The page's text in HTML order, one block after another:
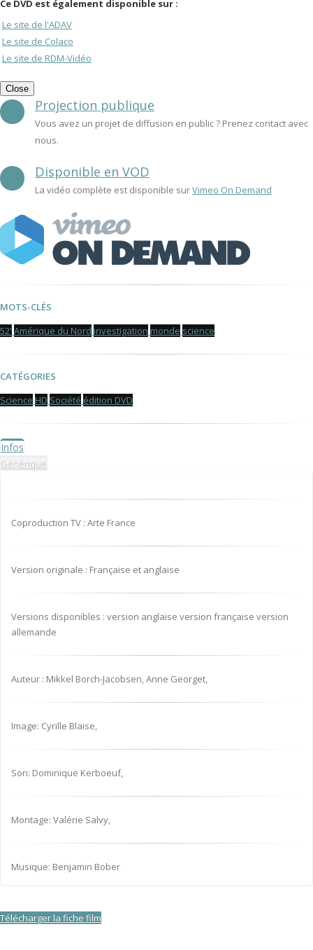
Ce DVD est également disponible sur :
Le site de l'ADAV
Le site de Colaco
Le site de RDM-Vidéo
Close
Projection publique
Vous avez un projet de diffusion en public ? Prenez contact avec
nous.
Disponible en VOD
La vidéo complète est disponible surVimeo On Demand
MOTS-CLÉS
52' Amérique du Nord investigation monde science
CATÉGORIES
Science HD Société édition DVD
Infos
Générique
Coproduction TV : Arte France
Version originale : Française et anglaise
Versions disponibles : version anglaise version française version
allemande
Auteur : Mikkel Borch-Jacobsen, Anne Georget,
Image: Cyrille Blaise,
Son: Dominique Kerboeuf,
Montage: Valérie Salvy,
Musique: Benjamin Bober
Télécharger la fiche film